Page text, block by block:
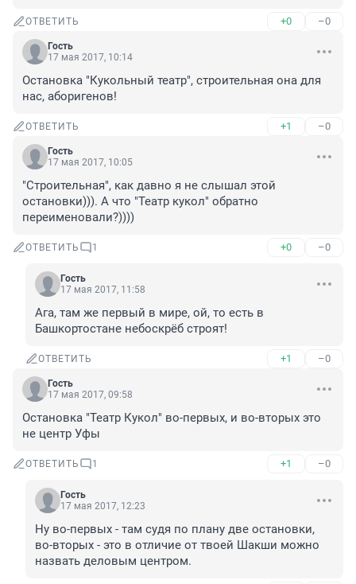
ОТВЕТИТЬ +0 –0
Гость
17 мая 2017, 10:14
Остановка "Кукольный театр", строительная она для
нас, аборигенов!
ОТВЕТИТЬ +1 –0
Гость
17 мая 2017, 10:05
"Строительная", как давно я не слышал этой
остановки))). А что "Театр кукол" обратно
переименовали?))))
ОТВЕТИТЬ 1 +0 –0
Гость
17 мая 2017, 11:58
Ага, там же первый в мире, ой, то есть в
Башкортостане небоскрёб строят!
ОТВЕТИТЬ +1 –0
Гость
17 мая 2017, 09:58
Остановка "Театр Кукол" во-первых, и во-вторых это
не центр Уфы
ОТВЕТИТЬ 1 +1 –0
Гость
17 мая 2017, 12:23
Ну во-первых - там судя по плану две остановки,
во-вторых - это в отличие от твоей Шакши можно
назвать деловым центром.